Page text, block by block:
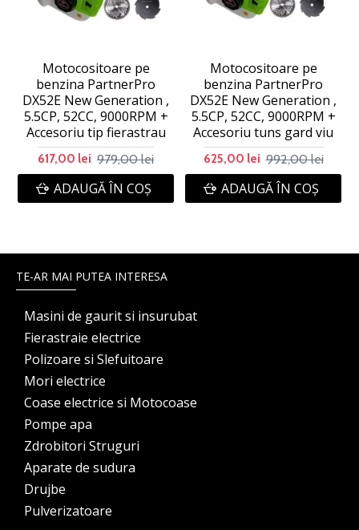
Motocositoare pe
benzina PartnerPro
DX52E New Generation ,
5.5CP, 52CC, 9000RPM +
Accesoriu tip fierastrau
617,00 lei 979,00 lei
ADAUGĂ ÎN COŞ
Motocositoare pe
benzina PartnerPro
DX52E New Generation ,
5.5CP, 52CC, 9000RPM +
Accesoriu tuns gard viu
625,00 lei 992,00 lei
ADAUGĂ ÎN COŞ
TE-AR MAI PUTEA INTERESA
Masini de gaurit si insurubat
Fierastraie electrice
Polizoare si Slefuitoare
Mori electrice
Coase electrice si Motocoase
Pompe apa
Zdrobitori Struguri
Aparate de sudura
Drujbe
Pulverizatoare